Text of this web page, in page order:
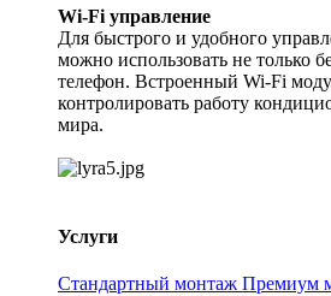
Wi-Fi управление
Для быстрого и удобного
можно использовать не только
телефон. Встроенный Wi-Fi
контролировать работу
мира.
Услуги
Стандартный монтаж Премиум